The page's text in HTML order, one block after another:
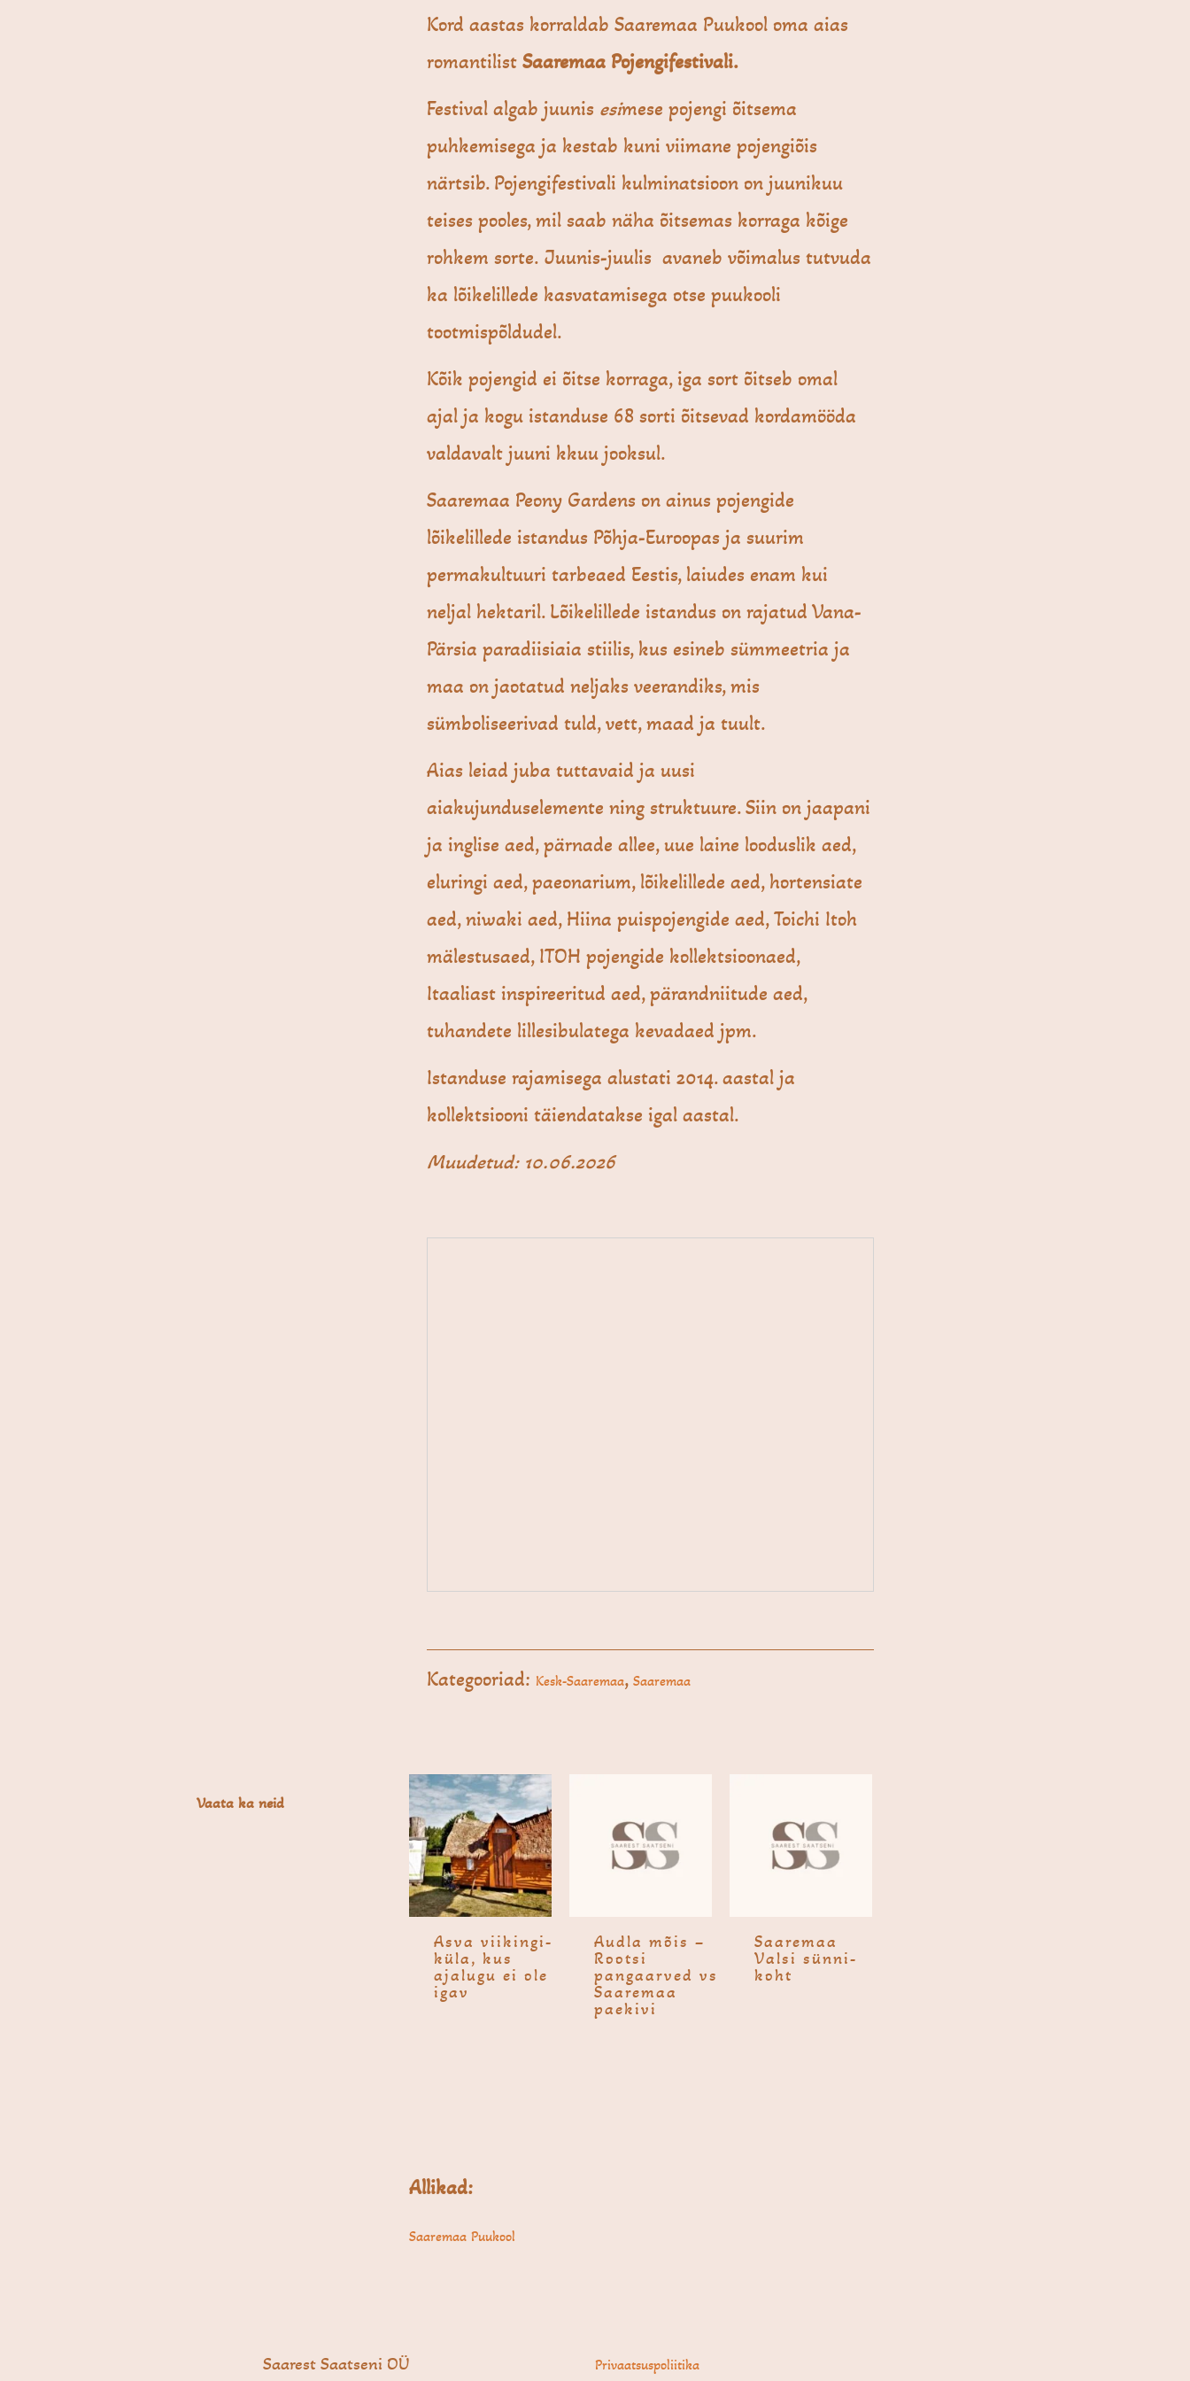
Kord aastas korraldab Saaremaa Puukool oma aias
romantilistSaaremaa Pojengifestivali.
Festival algab juunis esimese pojengi õitsema
puhkemisega ja kestab kuni viimane pojengiõis
närtsib. Pojengifestivali kulminatsioon on juunikuu
teises pooles, mil saab näha õitsemas korraga kõige
rohkem sorte. Juunis-juulis avaneb võimalus tutvuda
ka lõikelillede kasvatamisega otse puukooli
tootmispõldudel.
Kõik pojengid ei õitse korraga, iga sort õitseb omal
ajal ja kogu istanduse 68 sorti õitsevad kordamööda
valdavalt juuni kkuu jooksul.
Saaremaa Peony Gardens on ainus pojengide
lõikelillede istandus Põhja-Euroopas ja suurim
permakultuuri tarbeaed Eestis, laiudes enam kui
neljal hektaril. Lõikelillede istandus on rajatud Vana-
Pärsia paradiisiaia stiilis, kus esineb sümmeetria ja
maa on jaotatud neljaks veerandiks, mis
sümboliseerivad tuld, vett, maad ja tuult.
Aias leiad juba tuttavaid ja uusi
aiakujunduselemente ning struktuure. Siin on jaapani
ja inglise aed, pärnade allee, uue laine looduslik aed,
eluringi aed, paeonarium, lõikelillede aed, hortensiate
aed, niwaki aed, Hiina puispojengide aed, Toichi Itoh
mälestusaed, ITOH pojengide kollektsioonaed,
Itaaliast inspireeritud aed, pärandniitude aed,
tuhandete lillesibulatega kevadaed jpm.
Istanduse rajamisega alustati 2014. aastal ja
kollektsiooni täiendatakse igal aastal.
Muudetud: 10.06.2026
Kategooriad: Kesk-Saaremaa,Saaremaa
Vaata ka neid
Asva viikingi­
küla, kus
ajalugu ei ole
igav
Audla mõis –
Rootsi
pangaarved vs
Saaremaa
paekivi
Saare­maa
Valsi sünni­
koht
Allikad:
Saaremaa Puukool
Saarest Saatseni OÜ Privaatsuspoliitika